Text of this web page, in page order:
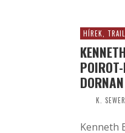
HÍREK,
K.
Kenneth